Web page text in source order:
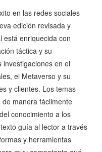
en las redes sociales
edición revisada y
está enriquecida con
táctica y su
investigaciones en el
el Metaverso y su
y clientes. Los temas
manera fácilmente
conocimiento a los
guía al lector a través
y herramientas